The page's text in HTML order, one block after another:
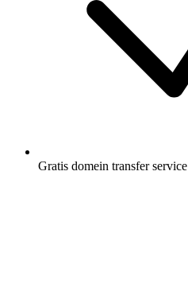
Gratis domein transfer service